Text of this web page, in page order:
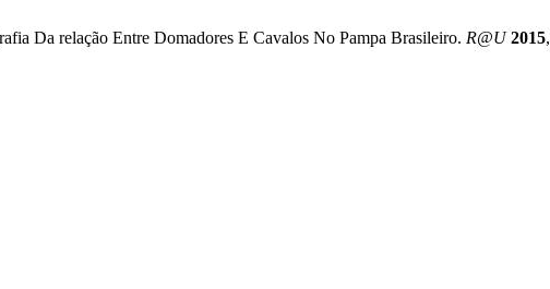
Da relação Entre Domadores E Cavalos No Pampa Brasileiro. R@U 2015,